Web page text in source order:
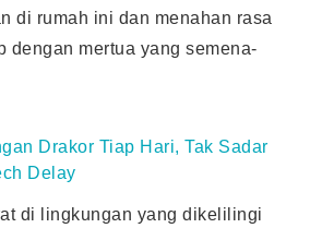
di rumah ini dan menahan rasa
dengan mertua yang semena-
Drakor Tiap Hari, Tak Sadar
Delay
di lingkungan yang dikelilingi